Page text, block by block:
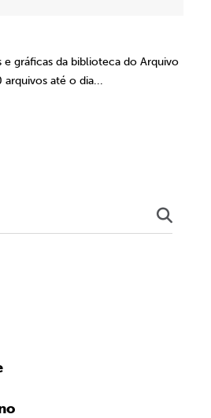
e gráficas da biblioteca do Arquivo
até o dia...